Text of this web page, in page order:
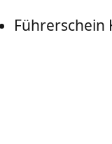
Führerschein